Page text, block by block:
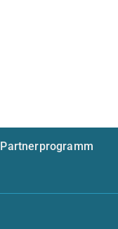
Partnerprogramm